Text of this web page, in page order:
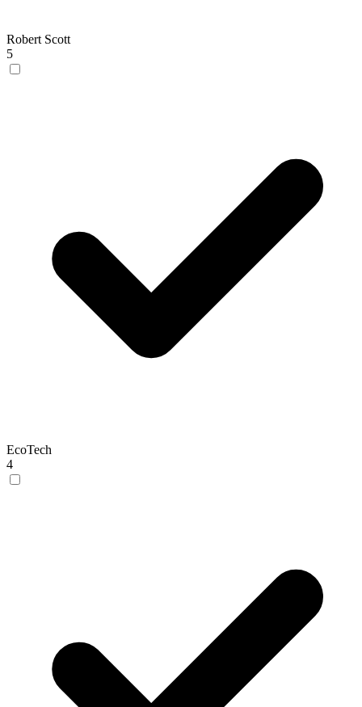
Robert Scott
5
EcoTech
4